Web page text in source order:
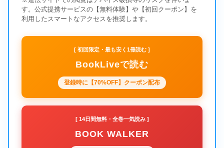
す。公式提携サービスの【無料体験】や【初回クーポン】を
利用したスマートなアクセスを推奨します。
[ 初回限定・最も安く1冊読む ]
BookLiveで読む
登録時に【70%OFF】クーポン配布
[ 14日間無料・全巻一気読み ]
BOOK WALKER